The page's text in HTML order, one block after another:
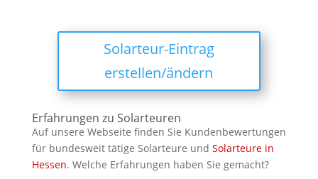
Solarteur-Eintrag
erstellen/ändern
Erfahrungen zu Solarteuren
Auf unsere Webseite finden Sie Kundenbewertungen
für bundesweit tätige Solarteure und Solarteure in
Hessen. Welche Erfahrungen haben Sie gemacht?